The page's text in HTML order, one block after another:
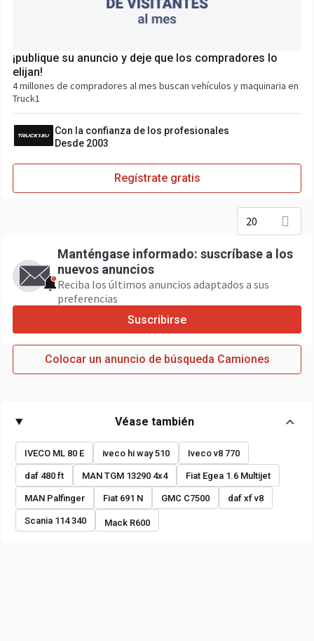
¡publique su anuncio y deje que los compradores lo
elijan!
4 millones de compradores al mes buscan vehículos y maquinaria en
Truck1
Con la confianza de los profesionales
Desde 2003
Regístrate gratis
20
Manténgase informado: suscríbase a los
nuevos anuncios
Reciba los últimos anuncios adaptados a sus
preferencias
Suscribirse
Colocar un anuncio de búsqueda Camiones
Véase también
IVECO ML 80 E iveco hi way 510 Iveco v8 770
daf 480 ft MAN TGM 13290 4x4 Fiat Egea 1.6 Multijet
MAN Palfinger Fiat 691 N GMC C7500 daf xf v8
Scania 114 340 Mack R600